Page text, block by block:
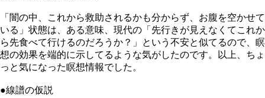
「闇の中、これから救助されるかも分からず、お腹を空かせて
いる」状態は、ある意味、現代の「先行きが見えなくてこれか
ら先食べて行けるのだろうか？」という不安と似てるので、瞑
想の効果を端的に示してるような気がしたのです。以上、ちょ
っと気になった瞑想情報でした。
●線譜の仮説